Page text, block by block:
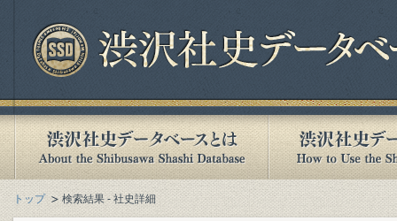
トップ 検索結果 - 社史詳細